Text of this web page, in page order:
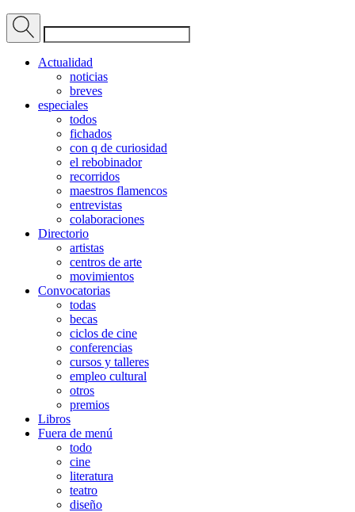
Actualidad
noticias
breves
especiales
todos
fichados
con q de curiosidad
el rebobinador
recorridos
maestros flamencos
entrevistas
colaboraciones
Directorio
artistas
centros de arte
movimientos
Convocatorias
todas
becas
ciclos de cine
conferencias
cursos y talleres
empleo cultural
otros
premios
Libros
Fuera de menú
todo
cine
literatura
teatro
diseño